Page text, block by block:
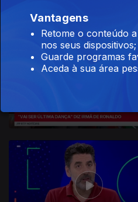
Vantagens
Retome o conteúdo
nos seus dispositivos;
Guarde programas
Aceda à sua área